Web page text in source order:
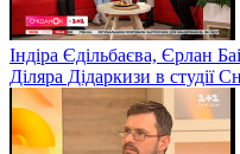
Індіра Єдільбаєва, Єрлан
Діляра Дідаркизи в студії